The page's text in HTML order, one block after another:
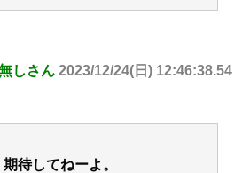
しさん 2023/12/24(日) 12:46:38.54
待してねーよ。